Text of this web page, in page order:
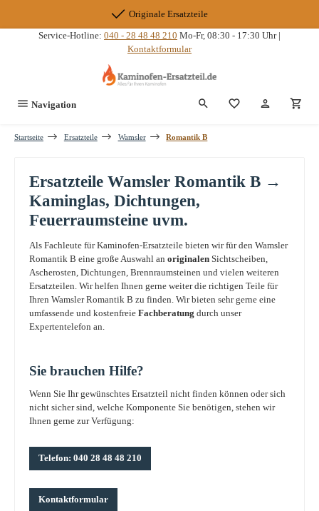
Originale Ersatzteile
Service-Hotline: 040 - 28 48 48 210 Mo-Fr, 08:30 - 17:30 Uhr |
Kontaktformular
Navigation Du hast 0
Startseite Ersatzteile Wamsler Romantik B
Ersatzteile Wamsler Romantik B →
Kaminglas, Dichtungen,
Feuerraumsteine uvm.
Als Fachleute für Kaminofen-Ersatzteile bieten wir für den Wamsler
Romantik B eine große Auswahl an originalen Sichtscheiben,
Ascherosten, Dichtungen, Brennraumsteinen und vielen weiteren
Ersatzteilen. Wir helfen Ihnen gerne weiter die richtigen Teile für
Ihren Wamsler Romantik B zu finden. Wir bieten sehr gerne eine
umfassende und kostenfreie Fachberatung durch unser
Expertentelefon an.
Sie brauchen Hilfe?
Wenn Sie Ihr gewünschtes Ersatzteil nicht finden können oder sich
nicht sicher sind, welche Komponente Sie benötigen, stehen wir
Ihnen gerne zur Verfügung:
Telefon: 040 28 48 48 210
Kontaktformular